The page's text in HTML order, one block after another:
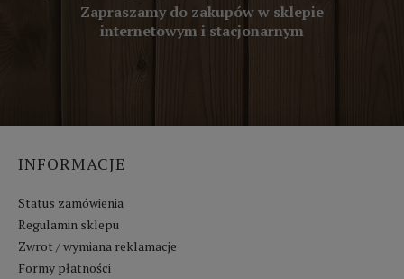
Zapraszamy do zakupów w sklepie
internetowym i stacjonarnym
INFORMACJE
Status zamówienia
Regulamin sklepu
Zwrot / wymiana reklamacje
Formy płatności